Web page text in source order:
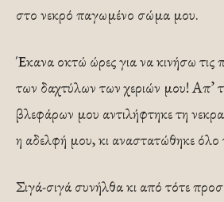
στο νεκρό παγωμένο σώμα μου.
Έκανα οκτώ ώρες για να κινήσω τις
των δαχτύλων των χεριών μου! Απ’
βλεφάρων μου αντιλήφτηκε τη
η αδελφή μου, κι αναστατώθηκε όλο
Σιγά-σιγά συνήλθα κι από τότε